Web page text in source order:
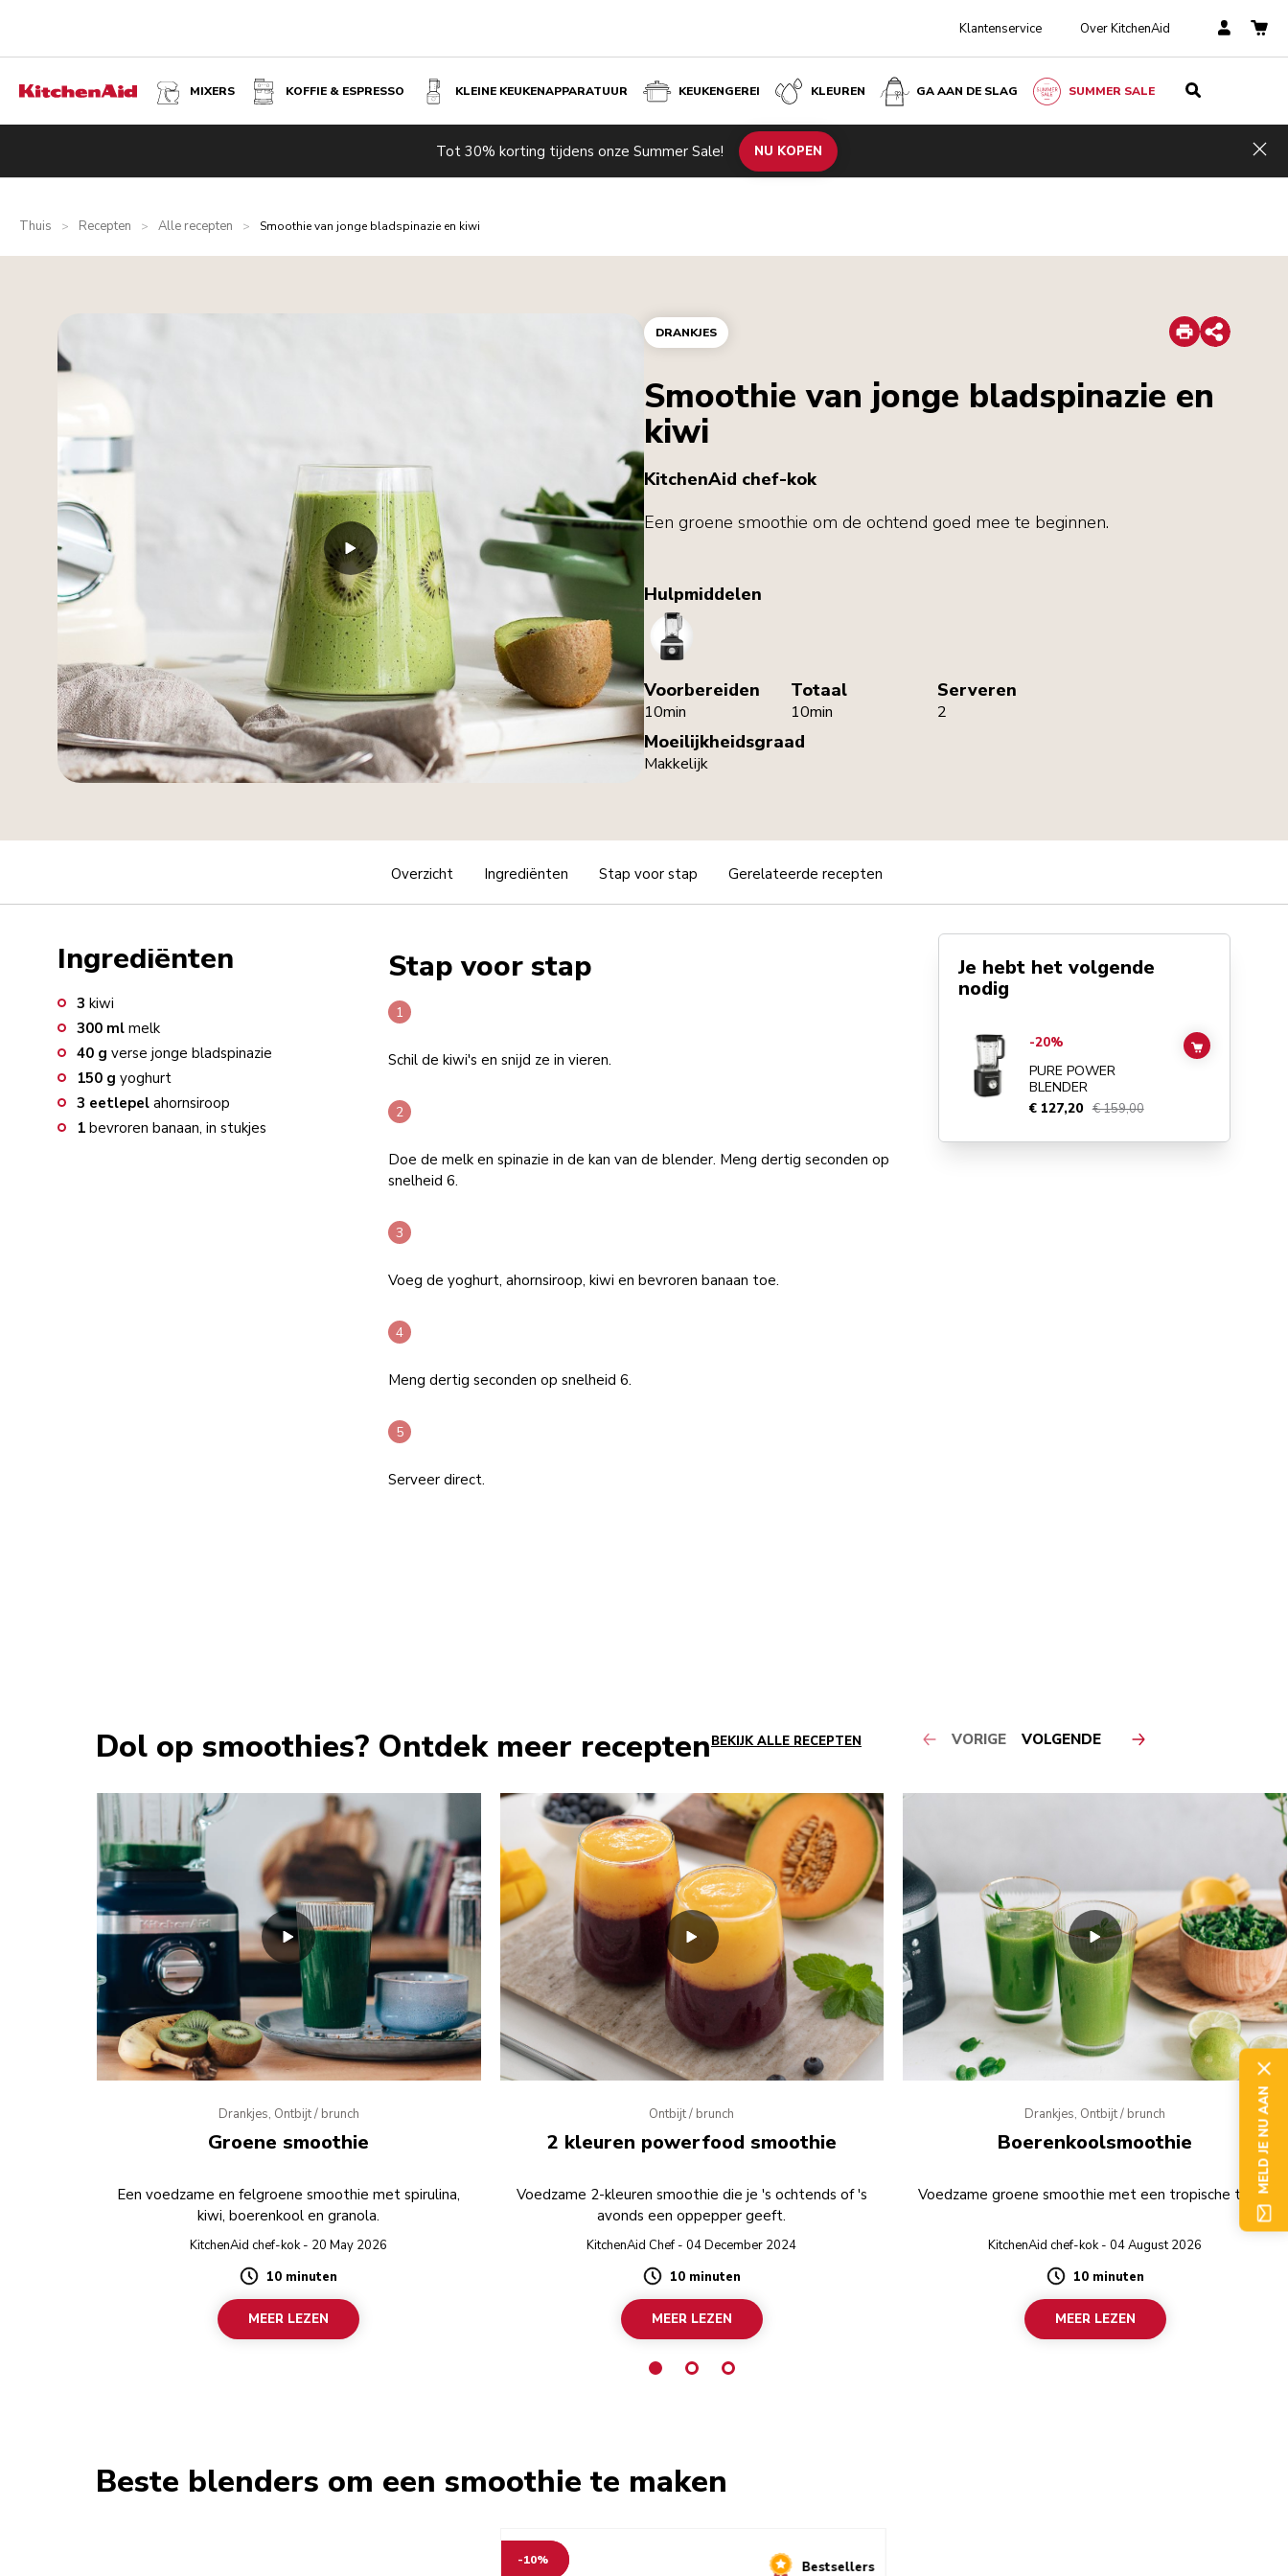
Klantenservice Over KitchenAid
MIXERS KOFFIE & ESPRESSO KLEINE KEUKENAPPARATUUR KEUKENGEREI KLEUREN GA AAN DE SLAG SUMMER SALE
Tot 30% korting tijdens onze Summer Sale! NU KOPEN
Thuis > Recepten > Alle recepten > Smoothie van jonge bladspinazie en kiwi
DRANKJES Print
Share
Smoothie van jonge bladspinazie en
kiwi
KitchenAid chef-kok
Een groene smoothie om de ochtend goed mee te beginnen.
Hulpmiddelen
Blender
Voorbereiden
10min
Totaal
10min
Serveren
2
Moeilijkheidsgraad
Makkelijk
Overzicht Ingrediënten Stap voor stap Gerelateerde recepten
Ingrediënten
3 kiwi
300 ml melk
40 g verse jonge bladspinazie
150 g yoghurt
3 eetlepel ahornsiroop
1 bevroren banaan, in stukjes
Stap voor stap
Schil de kiwi's en snijd ze in vieren.
Doe de melk en spinazie in de kan van de blender. Meng dertig seconden op
snelheid 6.
Voeg de yoghurt, ahornsiroop, kiwi en bevroren banaan toe.
Meng dertig seconden op snelheid 6.
Serveer direct.
Je hebt het volgende
nodig
Go toPure Power Blender
-20%
PURE POWER
BLENDER
€ 127,20 € 159,00
ADD TO CART
Dol op smoothies? Ontdek meer receptenBEKIJK ALLE RECEPTEN VORIGE VOLGENDE
Drankjes, Ontbijt / brunch
Groene smoothie
Een voedzame en felgroene smoothie met spirulina,
kiwi, boerenkool en granola.
KitchenAid chef-kok - 20 May 2026
Duration
10 minuten
MEER LEZEN
Ontbijt / brunch
2 kleuren powerfood smoothie
Voedzame 2-kleuren smoothie die je 's ochtends of 's
avonds een oppepper geeft.
KitchenAid Chef - 04 December 2024
Duration
10 minuten
MEER LEZEN
Drankjes, Ontbijt / brunch
Boerenkoolsmoothie
Voedzame groene smoothie met een tropische twist.
KitchenAid chef-kok - 04 August 2026
Duration
10 minuten
MEER LEZEN
Beste blenders om een smoothie te maken
-10% Bestsellers
MELD JE NU AAN